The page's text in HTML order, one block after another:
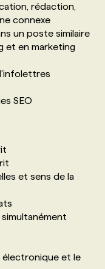
rédaction,
connexe
un poste similaire
et en marketing
SEO
et sens de la
électronique et le